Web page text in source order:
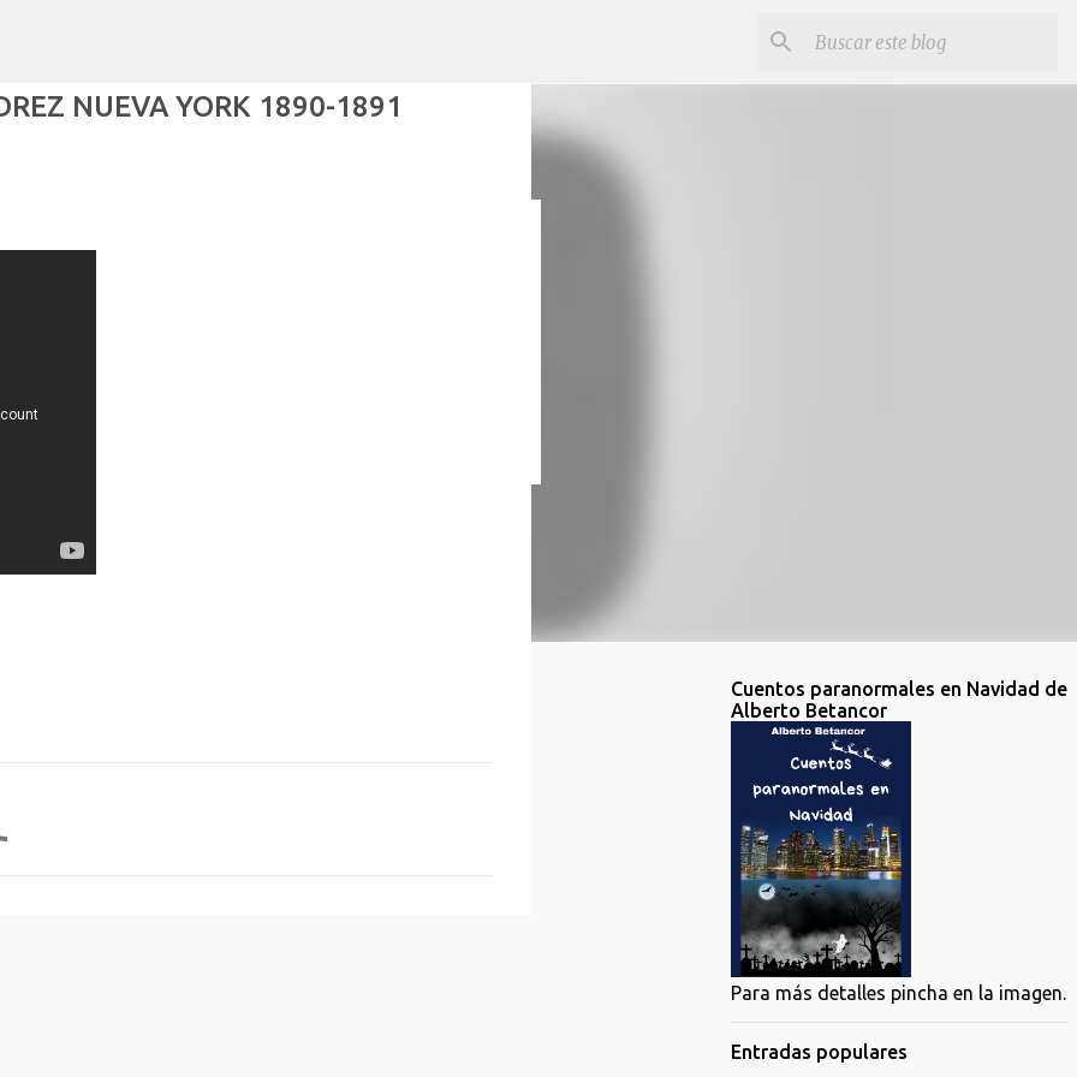
ARTURO MOLINA
NUEVA YORK 1890-1891
Cuentos paranormales en Navidad de
Alberto Betancor
Para más detalles pincha en la imagen.
Entradas populares